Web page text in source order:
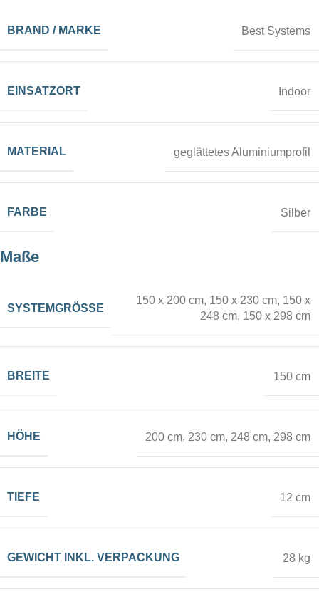
PACKMASS
39 x 119 x 31 cm
FARBTEMPERATUR
TEXTILDRUCK
beidseitig SUB,ohne
BRAND / MARKE Best Systems
EINSATZORT Indoor
MATERIAL geglättetes Aluminiumprofil
FARBE Silber
Maße
SYSTEMGRÖSSE
150 x 200 cm, 150 x 230 cm, 150 x
248 cm, 150 x 298 cm
BREITE 150 cm
HÖHE 200 cm, 230 cm, 248 cm, 298 cm
TIEFE 12 cm
GEWICHT INKL. VERPACKUNG 28 kg